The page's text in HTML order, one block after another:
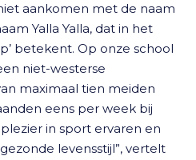
aankomen met de naam
Yalla Yalla, dat in het
betekent. Op onze school
niet-westerse
maximaal tien meiden
eens per week bij
in sport ervaren en
levensstijl”, vertelt